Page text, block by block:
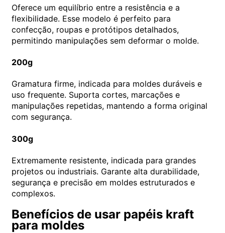
Oferece um equilíbrio entre a resistência e a
flexibilidade. Esse modelo é perfeito para
confecção, roupas e protótipos detalhados,
permitindo manipulações sem deformar o molde.
200g
Gramatura firme, indicada para moldes duráveis e
uso frequente. Suporta cortes, marcações e
manipulações repetidas, mantendo a forma original
com segurança.
300g
Extremamente resistente, indicada para grandes
projetos ou industriais. Garante alta durabilidade,
segurança e precisão em moldes estruturados e
complexos.
Benefícios de usar papéis kraft
para moldes